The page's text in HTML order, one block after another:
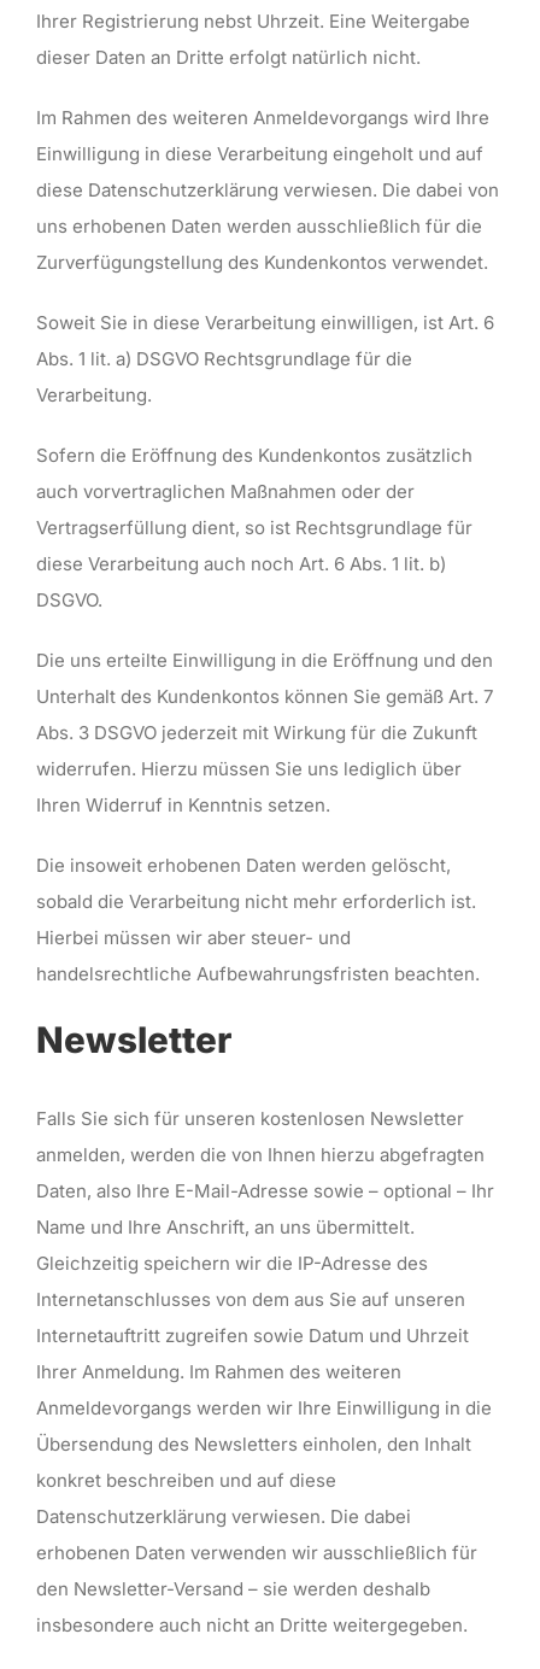
Ihrer Registrierung nebst Uhrzeit. Eine Weitergabe
dieser Daten an Dritte erfolgt natürlich nicht.
Im Rahmen des weiteren Anmeldevorgangs wird Ihre
Einwilligung in diese Verarbeitung eingeholt und auf
diese Datenschutzerklärung verwiesen. Die dabei von
uns erhobenen Daten werden ausschließlich für die
Zurverfügungstellung des Kundenkontos verwendet.
Soweit Sie in diese Verarbeitung einwilligen, ist Art. 6
Abs. 1 lit. a) DSGVO Rechtsgrundlage für die
Verarbeitung.
Sofern die Eröffnung des Kundenkontos zusätzlich
auch vorvertraglichen Maßnahmen oder der
Vertragserfüllung dient, so ist Rechtsgrundlage für
diese Verarbeitung auch noch Art. 6 Abs. 1 lit. b)
DSGVO.
Die uns erteilte Einwilligung in die Eröffnung und den
Unterhalt des Kundenkontos können Sie gemäß Art. 7
Abs. 3 DSGVO jederzeit mit Wirkung für die Zukunft
widerrufen. Hierzu müssen Sie uns lediglich über
Ihren Widerruf in Kenntnis setzen.
Die insoweit erhobenen Daten werden gelöscht,
sobald die Verarbeitung nicht mehr erforderlich ist.
Hierbei müssen wir aber steuer- und
handelsrechtliche Aufbewahrungsfristen beachten.
Newsletter
Falls Sie sich für unseren kostenlosen Newsletter
anmelden, werden die von Ihnen hierzu abgefragten
Daten, also Ihre E-Mail-Adresse sowie – optional – Ihr
Name und Ihre Anschrift, an uns übermittelt.
Gleichzeitig speichern wir die IP-Adresse des
Internetanschlusses von dem aus Sie auf unseren
Internetauftritt zugreifen sowie Datum und Uhrzeit
Ihrer Anmeldung. Im Rahmen des weiteren
Anmeldevorgangs werden wir Ihre Einwilligung in die
Übersendung des Newsletters einholen, den Inhalt
konkret beschreiben und auf diese
Datenschutzerklärung verwiesen. Die dabei
erhobenen Daten verwenden wir ausschließlich für
den Newsletter-Versand – sie werden deshalb
insbesondere auch nicht an Dritte weitergegeben.